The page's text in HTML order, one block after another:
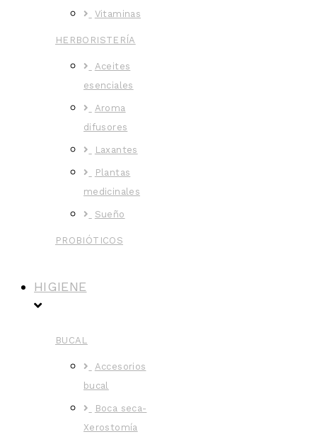
Vitaminas
HERBORISTERÍA
Aceites
esenciales
Aroma
difusores
Laxantes
Plantas
medicinales
Sueño
PROBIÓTICOS
HIGIENE
BUCAL
Accesorios
bucal
Boca seca-
Xerostomía